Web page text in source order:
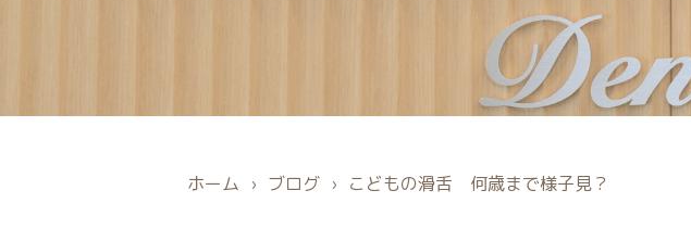
ホーム › ブログ › こどもの滑舌 何歳まで様子見？